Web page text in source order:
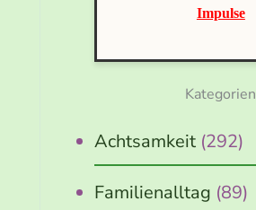
Impulse
Kategorien
Achtsamkeit(292)
Familienalltag (89)